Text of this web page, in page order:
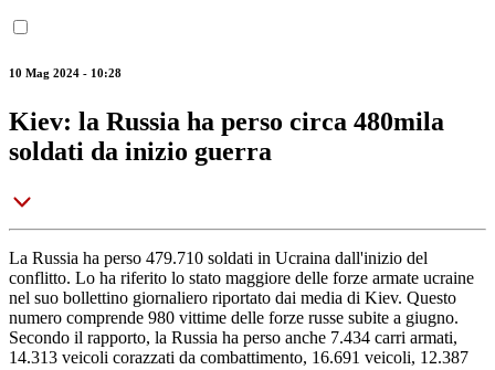
10 Mag 2024 - 10:28
Kiev: la Russia ha perso circa 480mila
soldati da inizio guerra
La Russia ha perso 479.710 soldati in Ucraina dall'inizio del
conflitto. Lo ha riferito lo stato maggiore delle forze armate ucraine
nel suo bollettino giornaliero riportato dai media di Kiev. Questo
numero comprende 980 vittime delle forze russe subite a giugno.
Secondo il rapporto, la Russia ha perso anche 7.434 carri armati,
14.313 veicoli corazzati da combattimento, 16.691 veicoli, 12.387